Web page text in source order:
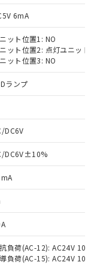
6mA
ット位置1: NO
ット位置2: 点灯ユニット
ット位置3: NO
ランプ
DC6V
DC6V±10%
負荷(AC-12): AC24V 10A/
負荷(AC-15): AC24V
意のうえ
事業取扱
準価格
もので
の中には、
物質）の
な商品で
）の非含
定のある
物質）の
を出す予
物質）の
確認中の
物で、有
。
品として
国RoHSの
。
国RoHSの